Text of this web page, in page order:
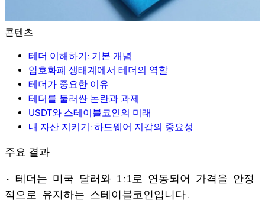
콘텐츠
테더 이해하기: 기본 개념
암호화폐 생태계에서 테더의 역할
테더가 중요한 이유
테더를 둘러싼 논란과 과제
USDT와 스테이블코인의 미래
내 자산 지키기: 하드웨어 지갑의 중요성
주요 결과
• 테더는 미국 달러와 1:1로 연동되어 가격을 안정
적으로 유지하는 스테이블코인입니다.